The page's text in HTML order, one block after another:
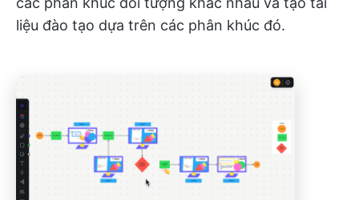
liệu đào tạo dựa trên các phân khúc đó.